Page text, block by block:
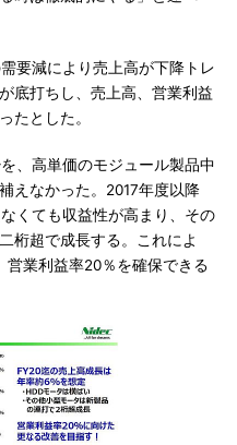
要減により売上高が下降トレ
底打ちし、売上高、営業利益
たとした。
、高単価のモジュール製品中
えなかった。2017年度以降
くても収益性が高まり、その
桁超で成長する。これによ
営業利益率20％を確保できる